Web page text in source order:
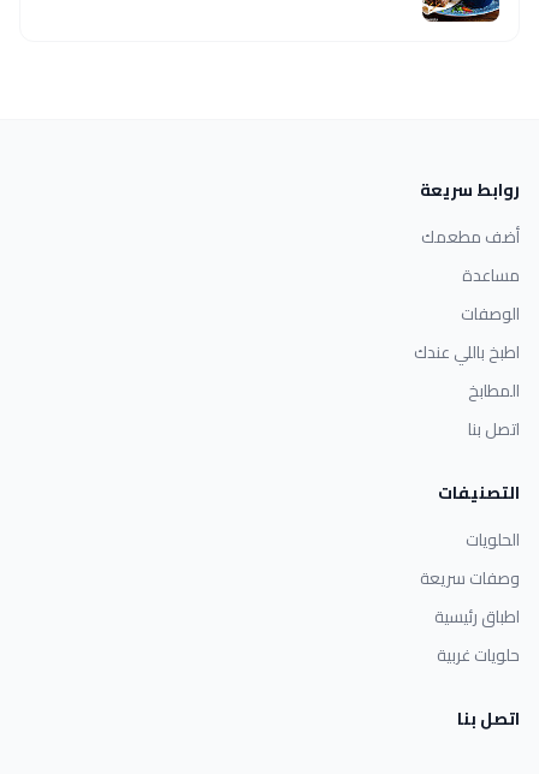
روابط سريعة
أضف مطعمك
مساعدة
الوصفات
اطبخ باللي عندك
المطابخ
اتصل بنا
التصنيفات
الحلويات
وصفات سريعة
اطباق رئيسية
حلويات غربية
اتصل بنا